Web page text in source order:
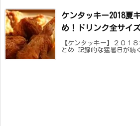
ケンタッキー2018夏
め！ドリンク全サイ
【ケンタッキー】２０１
とめ 記録的な猛暑日が